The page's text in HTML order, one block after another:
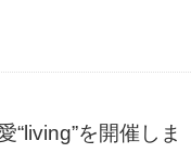
を開催しま